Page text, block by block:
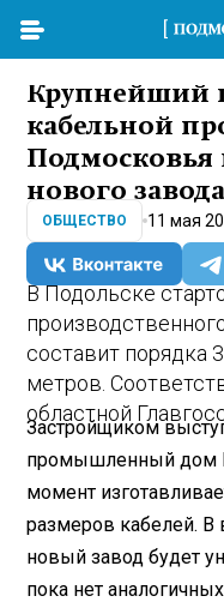
Крупнейший
кабельной
Подмосковья
нового
ОБЩЕСТВО 11 мая
В Подольске
составит порядка
метров.
областной
Застройщиком
промышленный дом
момент
размеров кабелей. В
новый завод будет
пока нет